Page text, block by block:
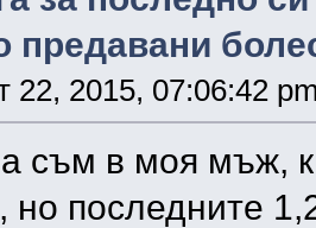
предавани
22, 2015, 07:06:42
съм в моя мъж,
но последните